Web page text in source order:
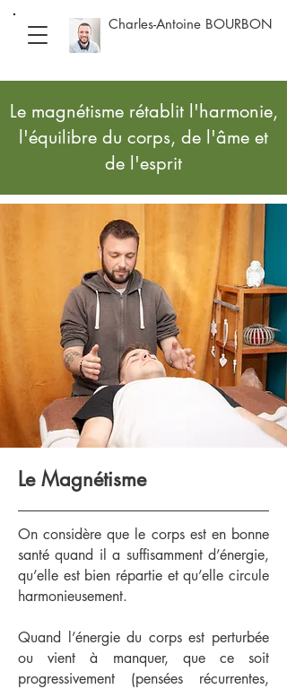
Charles-Antoine BOURBON
Le magnétisme rétablit l'harmonie,
l'équilibre du corps, de l'âme et
de l'esprit
Le Magnétisme
On considère que le corps est en bonne
santé quand il a suffisamment d’énergie,
qu’elle est bien répartie et qu’elle circule
harmonieusement.
Quand l’énergie du corps est perturbée
ou vient à manquer, que ce soit
progressivement (pensées récurrentes,